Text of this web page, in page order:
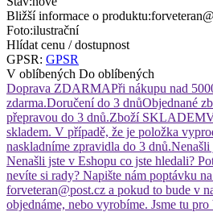
Bližší informace o produktu:
Foto:ilustrační
Hlídat cenu / dostupnost
GPSR: GPSR
V oblíbených Do oblíbených
Doprava ZDARMAPři nákupu nad
zdarma.Doručení do 3 dnůObjednané
přepravou do 3 dnů.Zboží SKLADEM
skladem. V případě, že je položka
naskladníme zpravidla do 3 dnů.Nenašli
Nenašli jste v Eshopu co jste hledali?
nevíte si rady? Napište nám poptávku
forveteran@post.cz a pokud to bude v
objednáme, nebo vyrobíme. Jsme tu pro